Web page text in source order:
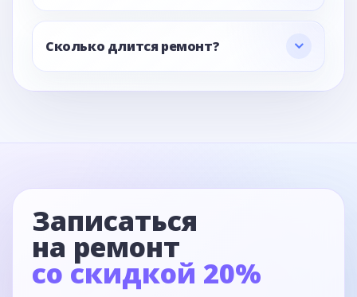
Сколько длится ремонт?
Записаться
на ремонт
со скидкой 20%